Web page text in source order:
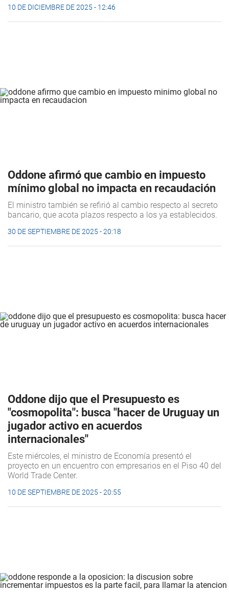
10 DE DICIEMBRE DE 2025 - 12:46
Oddone afirmó que cambio en impuesto
mínimo global no impacta en recaudación
El ministro también se refirió al cambio respecto al secreto
bancario, que acota plazos respecto a los ya establecidos.
30 DE SEPTIEMBRE DE 2025 - 20:18
Oddone dijo que el Presupuesto es
"cosmopolita": busca "hacer de Uruguay un
jugador activo en acuerdos
internacionales"
Este miércoles, el ministro de Economía presentó el
proyecto en un encuentro con empresarios en el Piso 40 del
World Trade Center.
10 DE SEPTIEMBRE DE 2025 - 20:55